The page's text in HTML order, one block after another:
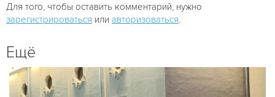
Для того, чтобы оставить комментарий, нужно
зарегистрироваться или авторизоваться
Ещё